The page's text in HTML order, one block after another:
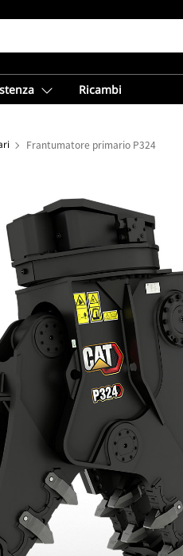
Ricambi
Frantumatore primario P324